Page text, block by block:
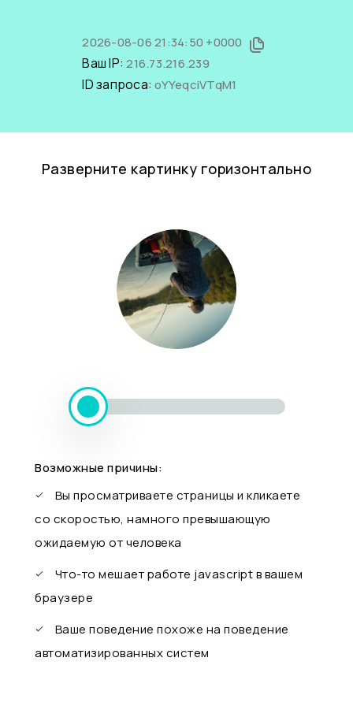
2026-08-06 21:34:50 +0000
Ваш IP:216.73.216.239
ID запроса:oYYeqciVTqM1
Разверните картинку горизонтально
Возможные причины:
Вы просматриваете страницы и кликаете
со скоростью, намного превышающую
ожидаемую от человека
Что-то мешает работе javascript в вашем
браузере
Ваше поведение похоже на поведение
автоматизированных систем